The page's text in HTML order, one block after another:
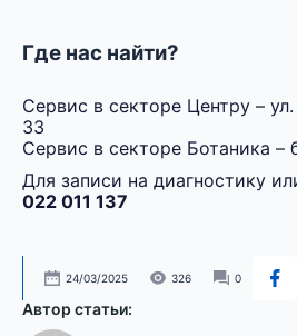
Где нас найти?
Сервис в секторе Центру –
33
Сервис в секторе Ботаника –
Для записи на диагностику
022 011 137
24/03/2025 326 0
Автор статьи: